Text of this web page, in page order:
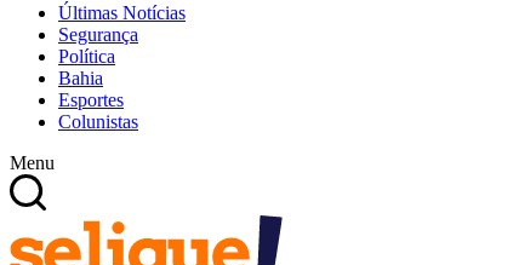
Últimas Notícias
Segurança
Política
Bahia
Esportes
Colunistas
Menu